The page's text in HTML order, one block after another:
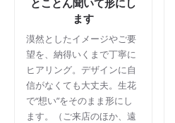
とことん聞いて形にし
ます
漠然としたイメージやご要
望を、納得いくまで丁寧に
ヒアリング。デザインに自
信がなくても大丈夫。生花
で“想い”をそのまま形にし
ます。（ご来店のほか、遠